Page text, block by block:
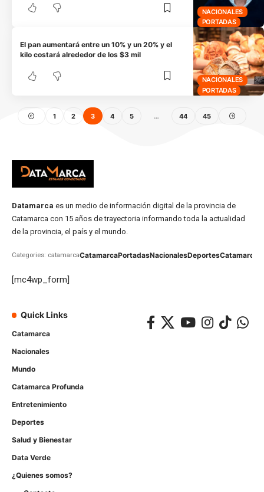
NACIONALES
PORTADAS
NACIONALES
PORTADAS
El pan aumentará entre un 10% y un 20% y el
kilo costará alrededor de los $3 mil
1 2 3 4 5 … 44 45
Datamarca es un medio de información digital de la provincia de
Catamarca con 15 años de trayectoria informando toda la actualidad
de la provincia, el país y el mundo.
Categories: catamarcaCatamarcaPortadasNacionalesDeportesCatamarca
[mc4wp_form]
Quick Links
Catamarca
Nacionales
Mundo
Catamarca Profunda
Entretenimiento
Deportes
Salud y Bienestar
Data Verde
¿Quienes somos?